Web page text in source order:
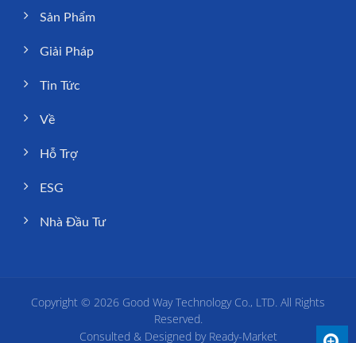
Sản Phẩm
Giải Pháp
Tin Tức
Về
Hỗ Trợ
ESG
Nhà Đầu Tư
Copyright © 2026 Good Way Technology Co., LTD. All Rights
Reserved.
Consulted & Designed by Ready-Market